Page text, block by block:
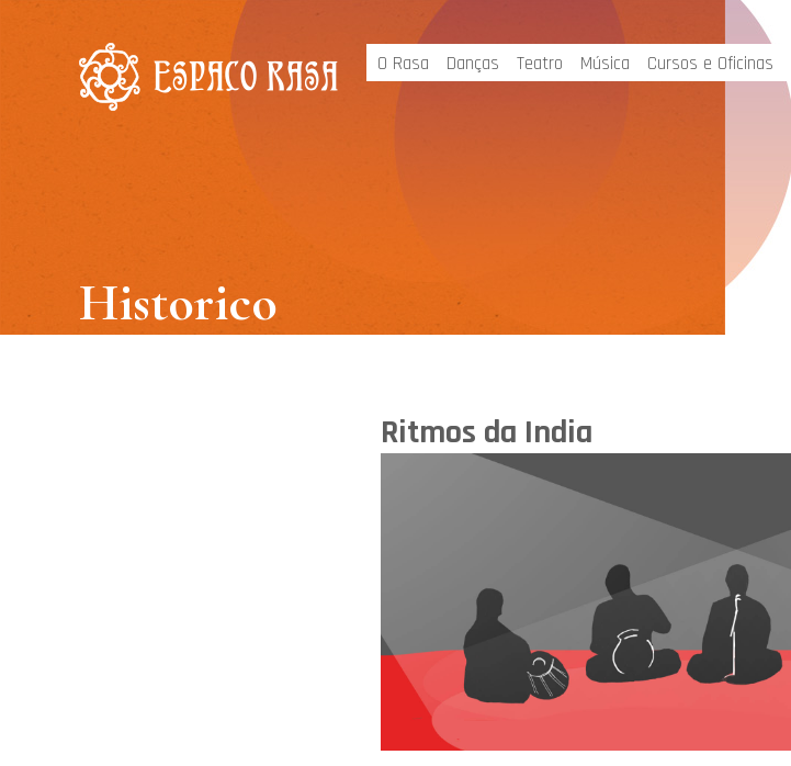
O Rasa Danças Teatro Música Cursos e Oficinas
Historico
Ritmos da India